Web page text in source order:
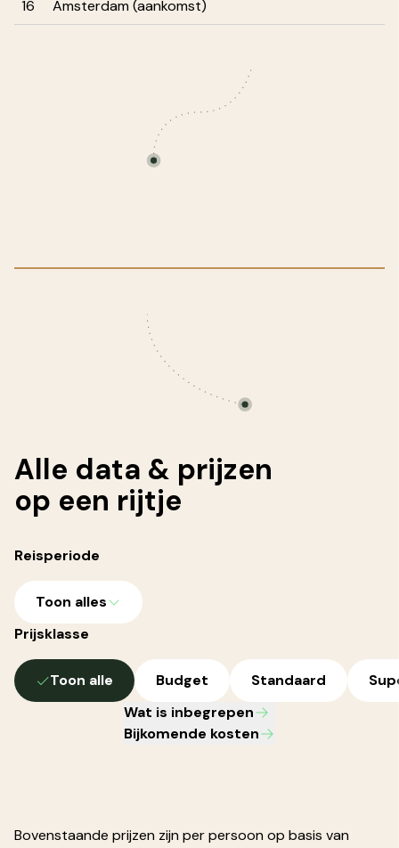
16 Amsterdam (aankomst)
Alle data & prijzen
op een rijtje
Reisperiode
Toon alles
Prijsklasse
Toon alle Budget Standaard
Wat is inbegrepen
Bijkomende kosten
Bovenstaande prijzen zijn per persoon op basis van